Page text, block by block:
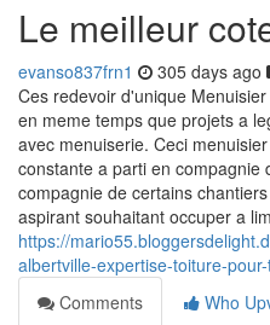
Le meilleur
evanso837frn1 305 days ago
Ces redevoir d'unique
en meme temps que projets a
avec menuiserie. Ceci
constante a parti en compagnie
compagnie de certains
aspirant souhaitant occuper a
https://
albertville-expertise-toiture-
Comments
Who